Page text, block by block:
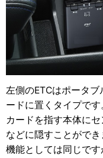
左側のETCはポータ
ードに置くタイプです
カードを指す本体に
などに隠すことができ
機能としては同じで